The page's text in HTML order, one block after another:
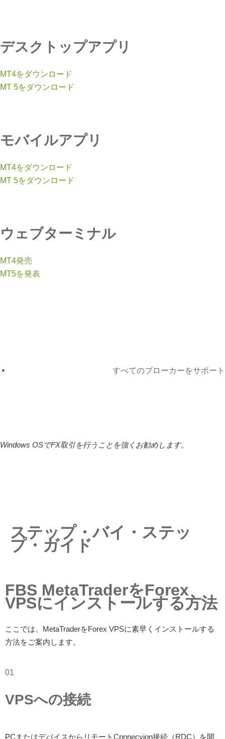
デスクトップアプリ
MT4をダウンロード
MT 5をダウンロード
モバイルアプリ
MT4をダウンロード
MT 5をダウンロード
ウェブターミナル
MT4発売
MT5を発表
すべてのブローカーをサポート
Windows OSでFX取引を行うことを強くお勧めします。
ステップ・バイ・ステッ
プ・ガイド
FBS MetaTraderをForex
VPSにインストールする方法
ここでは、MetaTraderをForex VPSに素早くインストールする
方法をご案内します。
01
VPSへの接続
PCまたはデバイスからリモートCpnnecyion接続（RDC）を開